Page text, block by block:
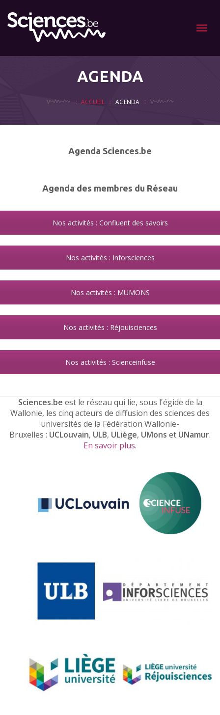
Menu
AGENDA
ACCUEIL AGENDA
Agenda Sciences.be
Agenda des membres du Réseau
Nos activités : Confluent des savoirs
Nos activités : Inforsciences
Nos activités : MUMONS
Nos activités : Réjouisciences
Nos activités : Scienceinfuse
Sciences.be est le réseau qui lie, sous l'égide de la
Wallonie, les cinq acteurs de diffusion des sciences des
universités de la Fédération Wallonie-
Bruxelles : UCLouvain, ULB, ULiège, UMons et UNamur.
En savoir plus.